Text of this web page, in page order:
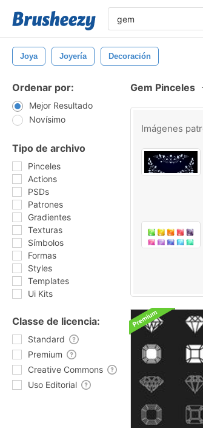
Joya Joyería Decoración
Ordenar por:
Mejor Resultado
Novísimo
Tipo de archivo
Pinceles
Actions
PSDs
Patrones
Gradientes
Texturas
Símbolos
Formas
Styles
Templates
Ui Kits
Classe de licencia:
Standard
Premium
Creative Commons
Uso Editorial
Gem Pinceles
Imágenes